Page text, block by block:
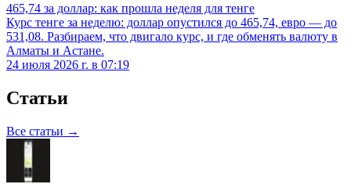
465,74 за доллар: как прошла неделя для тенге
Курс тенге за неделю: доллар опустился до 465,74, евро — до
531,08. Разбираем, что двигало курс, и где обменять валюту в
Алматы и Астане.
24 июля 2026 г. в 07:19
Статьи
Все статьи →